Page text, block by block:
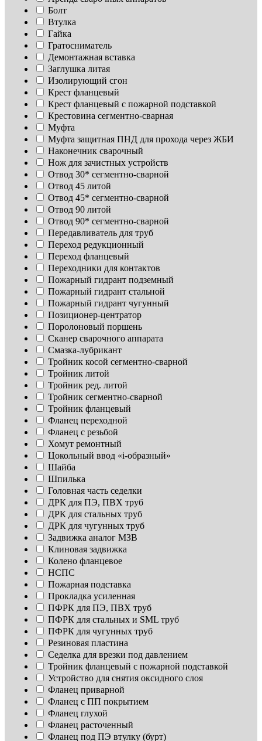
Болт
Втулка
Гайка
Гратосниматель
Демонтажная вставка
Заглушка литая
Изoлирующий сгон
Крест фланцевый
Крест фланцевый с пожарной подставкой
Крестовина сегментно-сварная
Муфта
Муфта защитная ПНД для прохода через ЖБИ
Наконечник сварочный
Нож для зачистных устройств
Отвод 30* сегментно-сварной
Отвод 45 литой
Отвод 45* сегментно-сварной
Отвод 90 литой
Отвод 90* сегментно-сварной
Передавливатель для труб
Переход редукционный
Переход фланцевый
Переходники для контактов
Пожарный гидрант подземный
Пожарный гидрант стальной
Пожарный гидрант чугунный
Позиционер-центратор
Поролоновый поршень
Сканер сварочного аппарата
Смазка-лубрикант
Тройник косой сегментно-сварной
Тройник литой
Тройник ред. литой
Тройник сегментно-сварной
Тройник фланцевый
Фланец переходной
Фланец с резьбой
Хомут ремонтный
Цокольный ввод «i-образный»
Шайба
Шпилька
Головная часть седелки
ДРК для ПЭ, ПВХ труб
ДРК для стальных труб
ДРК для чугунных труб
Задвижка аналог МЗВ
Клиновая задвижка
Колено фланцевое
НСПС
Пожарная подставка
Прокладка усиленная
ПФРК для ПЭ, ПВХ труб
ПФРК для стальных и SML труб
ПФРК для чугунных труб
Резиновая пластина
Седелка для врезки под давлением
Тройник фланцевый с пожарной подставкой
Устройство для снятия оксидного слоя
Фланец приварной
Фланец с ПП покрытием
Фланец глухой
Фланец расточенный
Фланец под ПЭ втулку (бурт)